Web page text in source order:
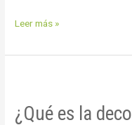
Leer más »
¿Qué es la
la